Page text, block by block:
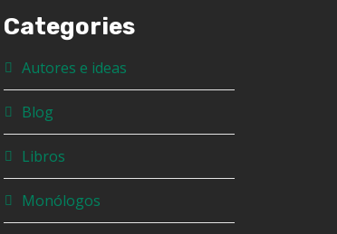
Categories
Autores e ideas
Blog
Libros
Monólogos